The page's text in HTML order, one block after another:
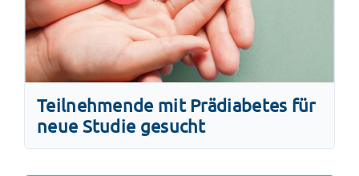
Teilnehmende mit Prädiabetes für
neue Studie gesucht